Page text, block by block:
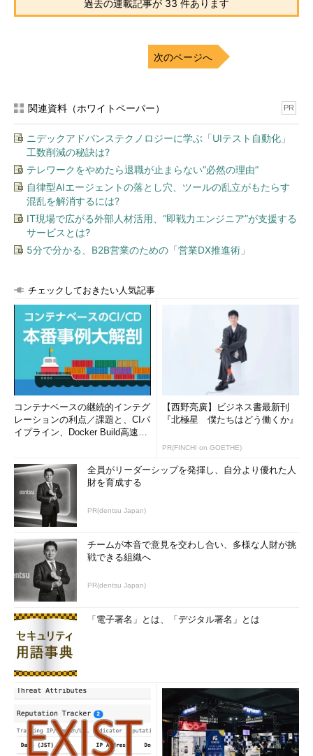
過去の連載記事が 33 件あります
次のページへ
関連資料（ホワイトペーパー） PR
ニデックアドバンステクノロジーに学ぶ「UIテスト自動化」
工数削減の秘訣は?
テレワークをやめたら退職が止まらない“必然の理由”
自律型AIエージェントの落とし穴、ツールの乱立がもたらす
混乱を解消するには?
IT現場で広がる外部人材活用、“即戦力エンジニア”が支援する
サービスとは?
5分で分かる、B2B営業のための「営業DX推進術」
チェックしておきたい人気記事
コンテナベースの継続的インテグ
レーションの利点／課題と、CIパ
イプライン、Docker Build高速化
【西野亮廣】ビジネス書最新刊
『北極星 僕たちはどう働くか』
PR(FINCHI on GOETHE)
全員がリーダーシップを発揮し、自分より優れた人
財を育成する
PR(dentsu Japan)
チームが本音で意見を交わし合い、多様な人財が挑
戦できる組織へ
PR(dentsu Japan)
「電子署名」とは、「デジタル署名」とは